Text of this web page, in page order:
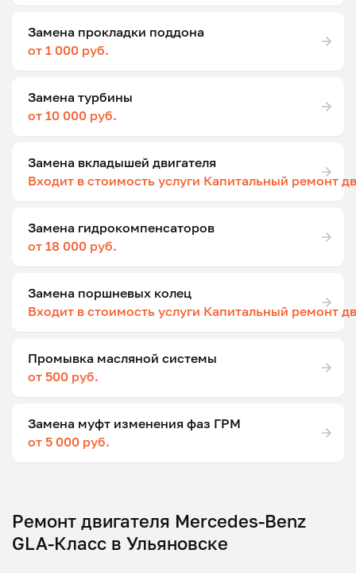
Замена прокладки поддона
от 1 000 руб.
Замена турбины
от 10 000 руб.
Замена вкладышей двигателя
Входит в стоимость услуги Капитальный ремонт
Замена гидрокомпенсаторов
от 18 000 руб.
Замена поршневых колец
Входит в стоимость услуги Капитальный ремонт
Промывка масляной системы
от 500 руб.
Замена муфт изменения фаз ГРМ
от 5 000 руб.
Ремонт двигателя Mercedes-Benz
GLA-Класс в Ульяновске